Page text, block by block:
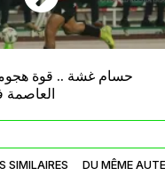
حسام غشة .. قوة
العاصمة
SIMILAIRES DU MÊME